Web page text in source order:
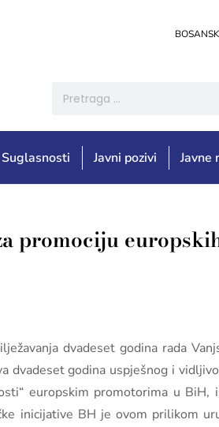
Suglasnosti Javni pozivi Javne
promociju
dvadeset godina rada
dvadeset godina uspješnog i
europskim promotorima u BiH,
inicijative BH je ovom prilikom